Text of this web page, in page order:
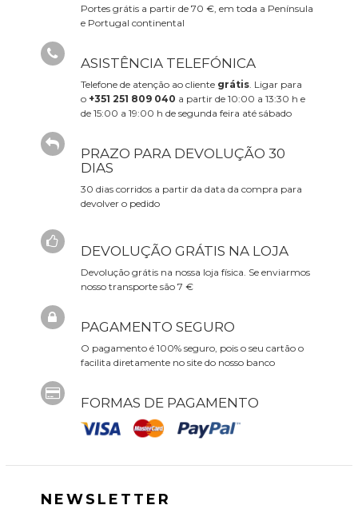
Portes grátis a partir de 70 €, em toda a Península
e Portugal continental
ASISTÊNCIA TELEFÓNICA
Telefone de atenção ao cliente grátis. Ligar para
o +351 251 809 040 a partir de 10:00 a 13:30 h e
de 15:00 a 19:00 h de segunda feira até sábado
PRAZO PARA DEVOLUÇÃO 30
DIAS
30 dias corridos a partir da data da compra para
devolver o pedido
DEVOLUÇÃO GRÁTIS NA LOJA
Devolução grátis na nossa loja física. Se enviarmos
nosso transporte são 7 €
PAGAMENTO SEGURO
O pagamento é 100% seguro, pois o seu cartão o
facilita diretamente no site do nosso banco
FORMAS DE PAGAMENTO
NEWSLETTER